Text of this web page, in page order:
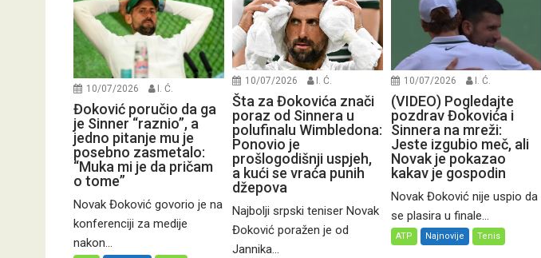
10/07/2026 I. Ć.
Đoković poručio da ga
je Sinner “raznio”, a
jedno pitanje mu je
posebno zasmetalo:
“Muka mi je da pričam
o tome”
Novak Đoković govorio je na
konferenciji za medije
nakon...
10/07/2026 I. Ć.
Šta za Đokovića znači
poraz od Sinnera u
polufinalu Wimbledona:
Ponovio je
prošlogodišnji uspjeh,
a kući se vraća punih
džepova
Najbolji srpski teniser Novak
Đoković poražen je od
Jannika...
10/07/2026 I. Ć.
(VIDEO) Pogledajte
pozdrav Đokovića i
Sinnera na mreži:
Jeste izgubio meč, ali
Novak je pokazao
kakav je gospodin
Novak Đoković nije uspio da
se plasira u finale...
ATP Najnovije Tenis